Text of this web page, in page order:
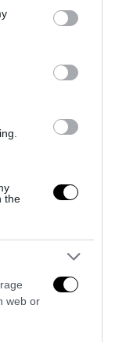
You may click to
party tags to
in below Google
the
web or